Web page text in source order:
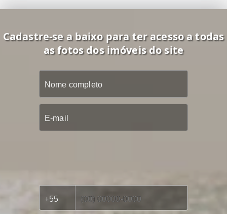
Cadastre-se a baixo para ter acesso a todas
as fotos dos imóveis do site